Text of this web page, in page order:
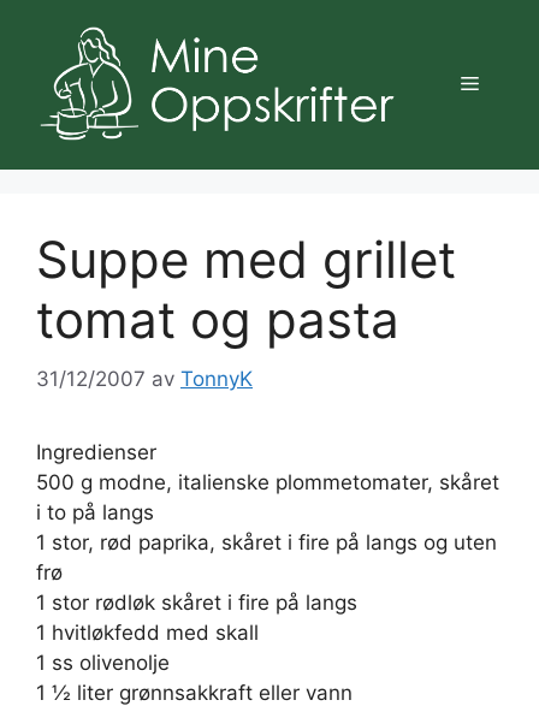
innhold
Meny
Suppe med grillet
tomat og pasta
31/12/2007 av TonnyK
Ingredienser
500 g modne, italienske plommetomater, skåret
i to på langs
1 stor, rød paprika, skåret i fire på langs og uten
frø
1 stor rødløk skåret i fire på langs
1 hvitløkfedd med skall
1 ss olivenolje
1 ½ liter grønnsakkraft eller vann